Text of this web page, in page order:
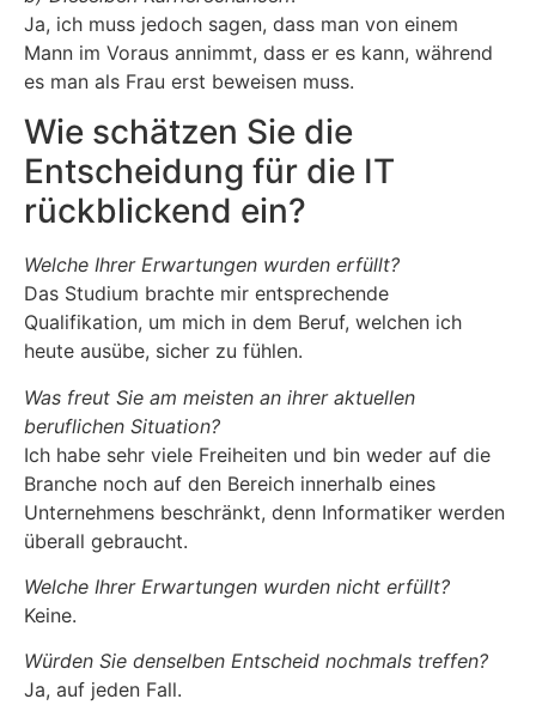
Ja, ich muss jedoch sagen, dass man von einem
Mann im Voraus annimmt, dass er es kann, während
es man als Frau erst beweisen muss.
Wie schätzen Sie die
Entscheidung für die IT
rückblickend ein?
Welche Ihrer Erwartungen wurden erfüllt?
Das Studium brachte mir entsprechende
Qualifikation, um mich in dem Beruf, welchen ich
heute ausübe, sicher zu fühlen.
Was freut Sie am meisten an ihrer aktuellen
beruflichen Situation?
Ich habe sehr viele Freiheiten und bin weder auf die
Branche noch auf den Bereich innerhalb eines
Unternehmens beschränkt, denn Informatiker werden
überall gebraucht.
Welche Ihrer Erwartungen wurden nicht erfüllt?
Keine.
Würden Sie denselben Entscheid nochmals treffen?
Ja, auf jeden Fall.